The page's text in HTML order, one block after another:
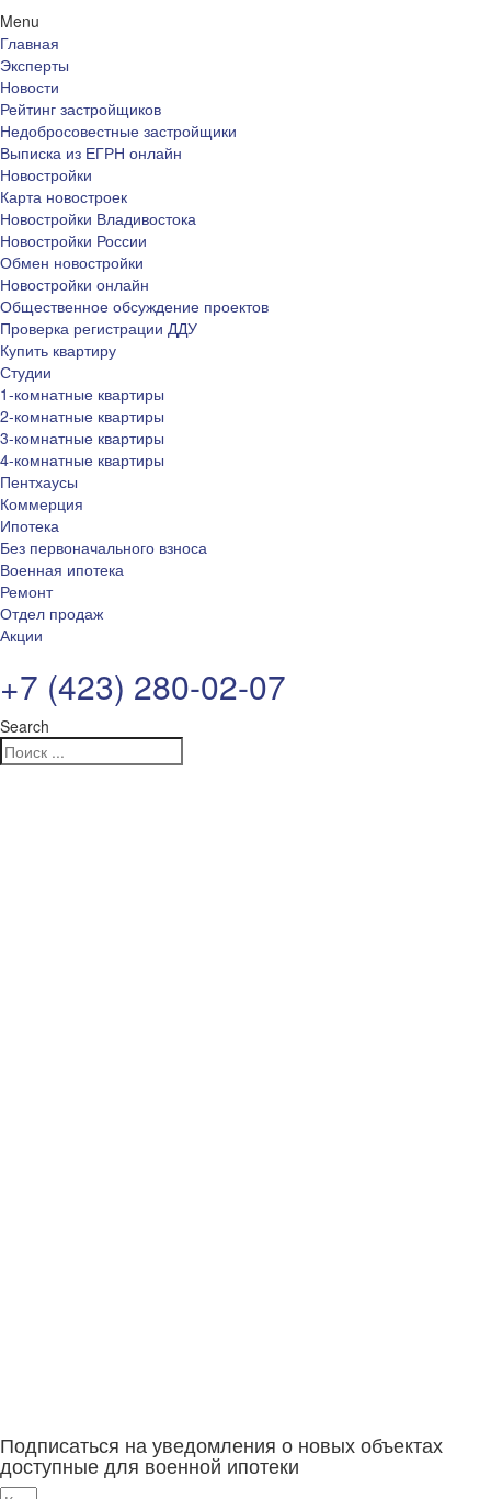
Menu
Главная
Эксперты
Новости
Рейтинг застройщиков
Недобросовестные застройщики
Выписка из ЕГРН онлайн
Новостройки
Карта новостроек
Новостройки Владивостока
Новостройки России
Обмен новостройки
Новостройки онлайн
Общественное обсуждение проектов
Проверка регистрации ДДУ
Купить квартиру
Студии
1-комнатные квартиры
2-комнатные квартиры
3-комнатные квартиры
4-комнатные квартиры
Пентхаусы
Коммерция
Ипотека
Без первоначального взноса
Военная ипотека
Ремонт
Отдел продаж
Акции
+7 (423) 280-02-07
Search
Подписаться на уведомления о новых объектах
доступные для военной ипотеки